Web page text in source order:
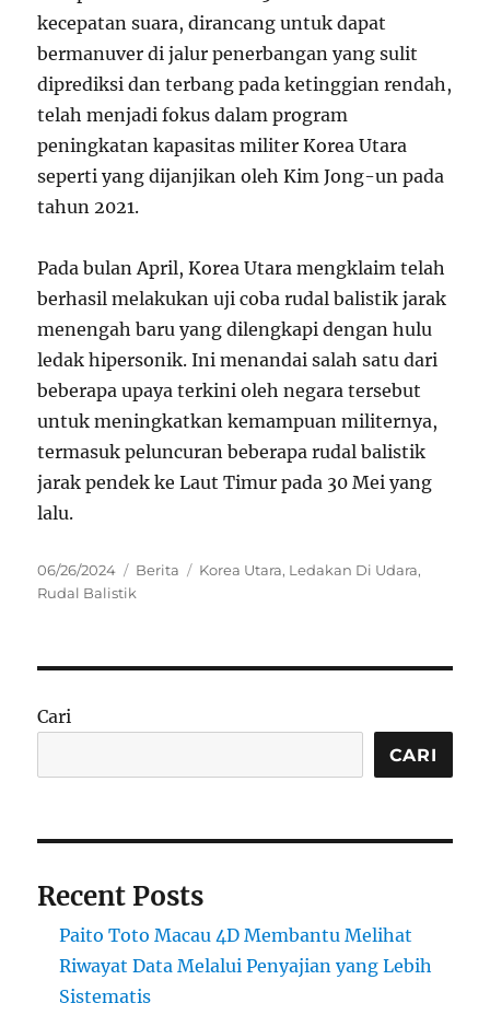
kecepatan suara, dirancang untuk dapat
bermanuver di jalur penerbangan yang sulit
diprediksi dan terbang pada ketinggian rendah,
telah menjadi fokus dalam program
peningkatan kapasitas militer Korea Utara
seperti yang dijanjikan oleh Kim Jong-un pada
tahun 2021.
Pada bulan April, Korea Utara mengklaim telah
berhasil melakukan uji coba rudal balistik jarak
menengah baru yang dilengkapi dengan hulu
ledak hipersonik. Ini menandai salah satu dari
beberapa upaya terkini oleh negara tersebut
untuk meningkatkan kemampuan militernya,
termasuk peluncuran beberapa rudal balistik
jarak pendek ke Laut Timur pada 30 Mei yang
lalu.
Posted
on
06/26/2024 Categories
Berita Tags
Korea Utara, Ledakan Di Udara,
Rudal Balistik
Cari
CARI
Recent Posts
Paito Toto Macau 4D Membantu Melihat
Riwayat Data Melalui Penyajian yang Lebih
Sistematis